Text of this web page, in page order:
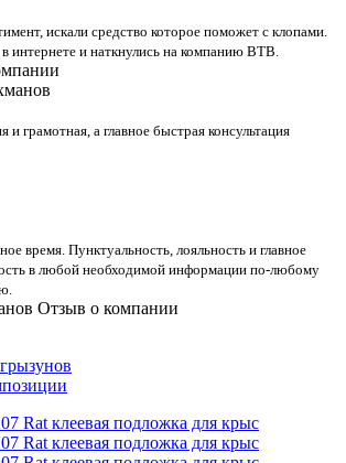
искали средство которое поможет с клопами.
интернете и наткнулись на компанию ВТВ.
грамотная, а главное быстрая консультация
время. Пунктуальность, лояльность и главное
в любой необходимой информации по-любому
Отзыв о компании